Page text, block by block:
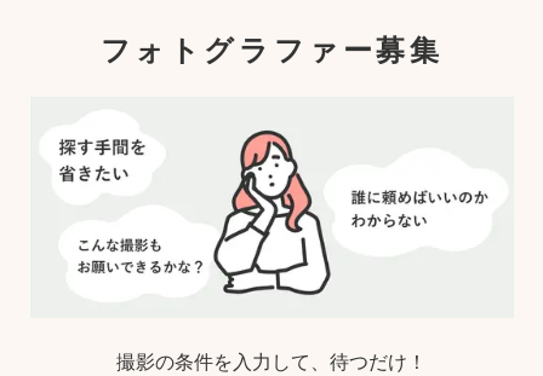
フォトグラファー募集
撮影の条件を入力して、待つだけ！